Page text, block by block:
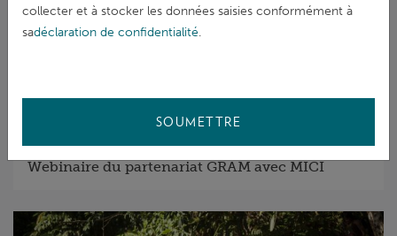
ACTUALITÉS
Les normes de performance dans la pratique :
Webinaire du partenariat GRAM avec MICI
collecter et à stocker les données saisies conformément à
sadéclaration de confidentialité.
SOUMETTRE